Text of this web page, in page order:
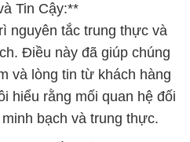
Tin Cậy:**
nguyên tắc trung thực và
Điều này đã giúp chúng
và lòng tin từ khách hàng
hiểu rằng mối quan hệ đối
bạch và trung thực.